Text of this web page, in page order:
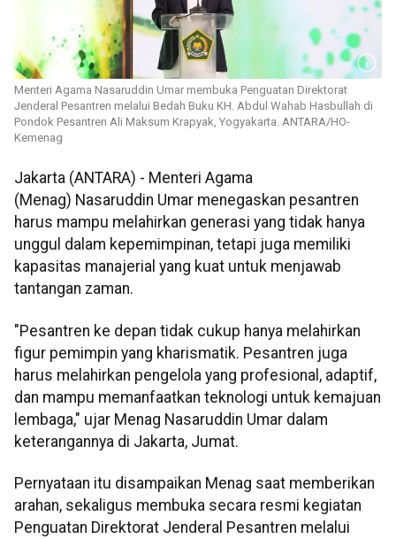
Menteri Agama Nasaruddin Umar membuka Penguatan Direktorat
Jenderal Pesantren melalui Bedah Buku KH. Abdul Wahab Hasbullah di
Pondok Pesantren Ali Maksum Krapyak, Yogyakarta. ANTARA/HO-
Kemenag
Jakarta (ANTARA) - Menteri Agama
(Menag) Nasaruddin Umar menegaskan pesantren
harus mampu melahirkan generasi yang tidak hanya
unggul dalam kepemimpinan, tetapi juga memiliki
kapasitas manajerial yang kuat untuk menjawab
tantangan zaman.
"Pesantren ke depan tidak cukup hanya melahirkan
figur pemimpin yang kharismatik. Pesantren juga
harus melahirkan pengelola yang profesional, adaptif,
dan mampu memanfaatkan teknologi untuk kemajuan
lembaga," ujar Menag Nasaruddin Umar dalam
keterangannya di Jakarta, Jumat.
Pernyataan itu disampaikan Menag saat memberikan
arahan, sekaligus membuka secara resmi kegiatan
Penguatan Direktorat Jenderal Pesantren melalui